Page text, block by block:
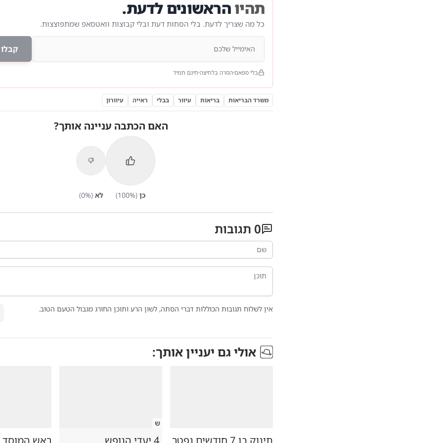
תהיוהראשונים לדעת.
כל מה שצריך לדעת. בלי הסחות דעת ובלי קבוצות וואטסאפ שמתפוצצות.
בלי ספאם הסרה בלחיצה חינם תמיד
משרד הבריאות בריאות עיוור בבלי ראייה עיוורון
האם הכתבה עניינה אותך?
כן (
100%) לא (
0%)
0 תגובות
אין לשלוח תגובות הכוללות דברי הסתה, לשון הרע ותוכן החורג מגבול הטעם הטוב.
אולי גם יעניין אותך:
תינוק בן 7 חודשים נפטר
ש
4 יעדי הנופש ראש המוסד